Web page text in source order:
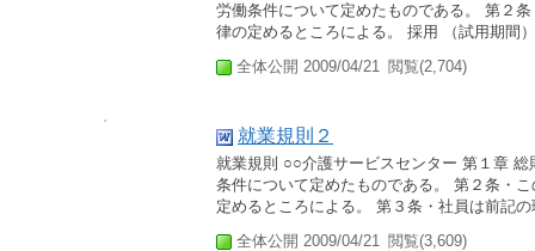
労働条件について定めたものである。 第２
律の定めるところによる。 採用 （試用期間
全体公開 2009/04/21 閲覧(2,704)
就業規則２
就業規則 ○○介護サービスセンター 第１章
条件について定めたものである。 第２条・
定めるところによる。 第３条・社員は前記
全体公開 2009/04/21 閲覧(3,609)